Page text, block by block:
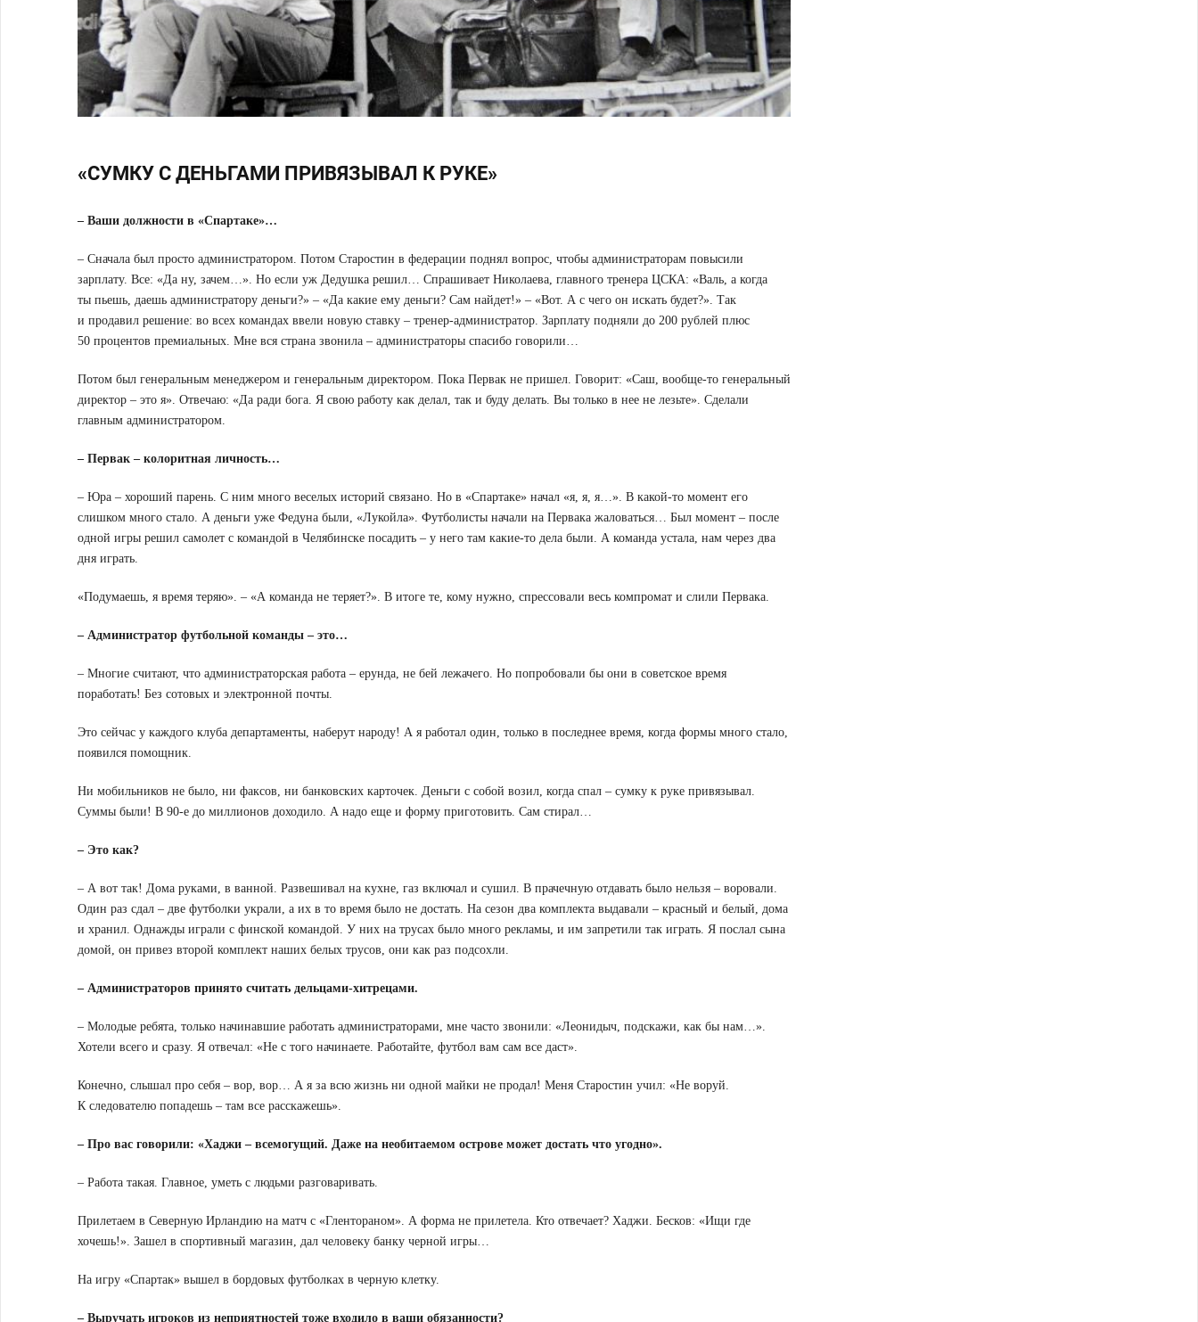
«СУМКУ С ДЕНЬГАМИ ПРИВЯЗЫВАЛ К РУКЕ»
– Ваши должности в «Спартаке»…
– Сначала был просто администратором. Потом Старостин в федерации поднял вопрос, чтобы администраторам повысили
зарплату. Все: «Да ну, зачем…». Но если уж Дедушка решил… Спрашивает Николаева, главного тренера ЦСКА: «Валь, а когда
ты пьешь, даешь администратору деньги?» – «Да какие ему деньги? Сам найдет!» – «Вот. А с чего он искать будет?». Так
и продавил решение: во всех командах ввели новую ставку – тренер-администратор. Зарплату подняли до 200 рублей плюс
50 процентов премиальных. Мне вся страна звонила – администраторы спасибо говорили…
Потом был генеральным менеджером и генеральным директором. Пока Первак не пришел. Говорит: «Саш, вообще-то генеральный
директор – это я». Отвечаю: «Да ради бога. Я свою работу как делал, так и буду делать. Вы только в нее не лезьте». Сделали
главным администратором.
– Первак – колоритная личность…
– Юра – хороший парень. С ним много веселых историй связано. Но в «Спартаке» начал «я, я, я…». В какой-то момент его
слишком много стало. А деньги уже Федуна были, «Лукойла». Футболисты начали на Первака жаловаться… Был момент – после
одной игры решил самолет с командой в Челябинске посадить – у него там какие-то дела были. А команда устала, нам через два
дня играть.
«Подумаешь, я время теряю». – «А команда не теряет?». В итоге те, кому нужно, спрессовали весь компромат и слили Первака.
– Администратор футбольной команды – это…
– Многие считают, что администраторская работа – ерунда, не бей лежачего. Но попробовали бы они в советское время
поработать! Без сотовых и электронной почты.
Это сейчас у каждого клуба департаменты, наберут народу! А я работал один, только в последнее время, когда формы много стало,
появился помощник.
Ни мобильников не было, ни факсов, ни банковских карточек. Деньги с собой возил, когда спал – сумку к руке привязывал.
Суммы были! В 90-е до миллионов доходило. А надо еще и форму приготовить. Сам стирал…
– Это как?
– А вот так! Дома руками, в ванной. Развешивал на кухне, газ включал и сушил. В прачечную отдавать было нельзя – воровали.
Один раз сдал – две футболки украли, а их в то время было не достать. На сезон два комплекта выдавали – красный и белый, дома
и хранил. Однажды играли с финской командой. У них на трусах было много рекламы, и им запретили так играть. Я послал сына
домой, он привез второй комплект наших белых трусов, они как раз подсохли.
– Администраторов принято считать дельцами-хитрецами.
– Молодые ребята, только начинавшие работать администраторами, мне часто звонили: «Леонидыч, подскажи, как бы нам…».
Хотели всего и сразу. Я отвечал: «Не с того начинаете. Работайте, футбол вам сам все даст».
Конечно, слышал про себя – вор, вор… А я за всю жизнь ни одной майки не продал! Меня Старостин учил: «Не воруй.
К следователю попадешь – там все расскажешь».
– Про вас говорили: «Хаджи – всемогущий. Даже на необитаемом острове может достать что угодно».
– Работа такая. Главное, уметь с людьми разговаривать.
Прилетаем в Северную Ирландию на матч с «Глентораном». А форма не прилетела. Кто отвечает? Хаджи. Бесков: «Ищи где
хочешь!». Зашел в спортивный магазин, дал человеку банку черной игры…
На игру «Спартак» вышел в бордовых футболках в черную клетку.
– Выручать игроков из неприятностей тоже входило в ваши обязанности?